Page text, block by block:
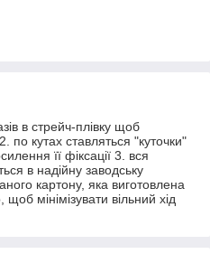
в стрейч-плівку щоб
по кутах ставляться "куточки"
її фіксації 3. вся
в надійну заводську
картону, яка виготовлена
мінімізувати вільний хід